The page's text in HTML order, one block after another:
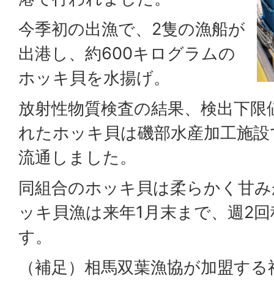
今季初の出漁で、2隻の漁船が
出港し、約600キログラムの
ホッキ貝を水揚げ。
放射性物質検査の結果、検出下
れたホッキ貝は磯部水産加工施
流通しました。
同組合のホッキ貝は柔らかく甘
ッキ貝漁は来年1月末まで、週2
す。
（補足）相馬双葉漁協が加盟す